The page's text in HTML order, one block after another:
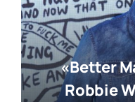
«Better
Robbie